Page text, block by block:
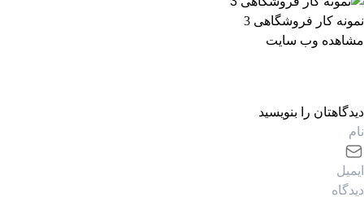
نمونه کار فروشگاهی 3
مشاهده وب سایت
دیدگاهتان را بنویسید